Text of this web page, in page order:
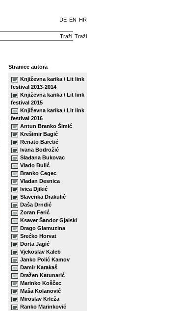
HR
EN
DE
Traži
Stranice autora
Književna karika / Lit link
festival 2013-2014
Književna karika / Lit link
festival 2015
Književna karika / Lit link
festival 2016
Antun Branko Šimić
Krešimir Bagić
Renato Baretić
Ivana Bodrožić
Slađana Bukovac
Vlado Bulić
Branko Cegec
Vladan Desnica
Ivica Djikić
Slavenka Drakulić
Daša Drndić
Zoran Ferić
Ksaver Šandor Gjalski
Drago Glamuzina
Srećko Horvat
Dorta Jagić
Vjekoslav Kaleb
Janko Polić Kamov
Damir Karakaš
Dražen Katunarić
Marinko Koščec
Maša Kolanović
Miroslav Krleža
Ranko Marinković